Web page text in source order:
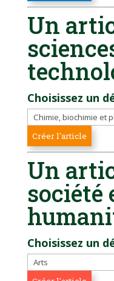
Un
Choisissez un
Un
société
Choisissez un